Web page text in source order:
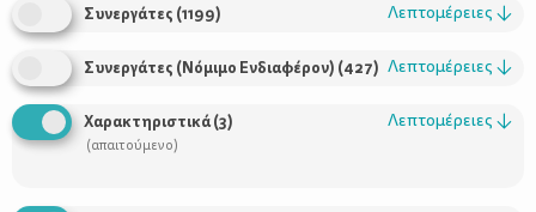
Χρήσιμοι Σύνδεσμοι
Συνεργάτες (1199) Λεπτομέρειες ↓
Συνεργάτες (Νόμιμο Ενδιαφέρον) (427) Λεπτομέρειες ↓
Χαρακτηριστικά(3)
(απαιτούμενο)
Λεπτομέρειες ↓